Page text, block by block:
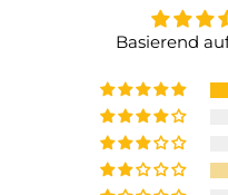
Basierend